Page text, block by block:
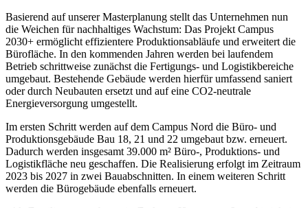
Basierend auf unserer Masterplanung stellt das Unternehmen nun
die Weichen für nachhaltiges Wachstum: Das Projekt Campus
2030+ ermöglicht effizientere Produktionsabläufe und erweitert die
Bürofläche. In den kommenden Jahren werden bei laufendem
Betrieb schrittweise zunächst die Fertigungs- und Logistikbereiche
umgebaut. Bestehende Gebäude werden hierfür umfassend saniert
oder durch Neubauten ersetzt und auf eine CO2-neutrale
Energieversorgung umgestellt.
Im ersten Schritt werden auf dem Campus Nord die Büro- und
Produktionsgebäude Bau 18, 21 und 22 umgebaut bzw. erneuert.
Dadurch werden insgesamt 39.000 m² Büro-, Produktions- und
Logistikfläche neu geschaffen. Die Realisierung erfolgt im Zeitraum
2023 bis 2027 in zwei Bauabschnitten. In einem weiteren Schritt
werden die Bürogebäude ebenfalls erneuert.